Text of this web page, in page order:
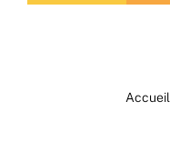
Accueil